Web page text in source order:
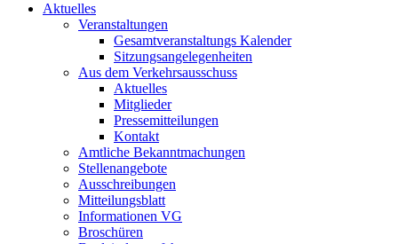
Aktuelles
Veranstaltungen
Gesamtveranstaltungs Kalender
Sitzungsangelegenheiten
Aus dem Verkehrsausschuss
Aktuelles
Mitglieder
Pressemitteilungen
Kontakt
Amtliche Bekanntmachungen
Stellenangebote
Ausschreibungen
Mitteilungsblatt
Informationen VG
Broschüren